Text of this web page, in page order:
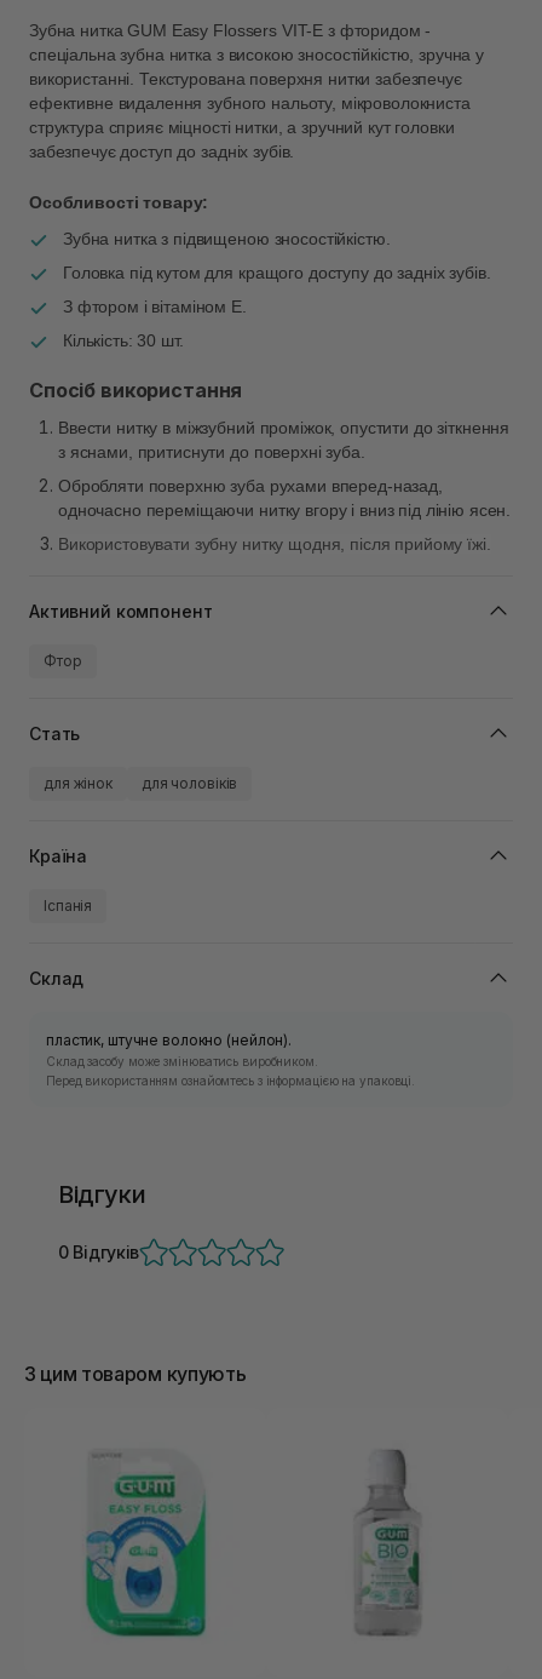
Самовивіз м. Рівне, вул. 16-го Липня, 15
Немає в наявності!
Самовивіз м. Рівне, вул. Кулика і Гудачека 23 (ТЦ
Немає в наявності!
Зубна нитка GUM Easy Flossers VIT-E з фторидом -
спеціальна зубна нитка з високою зносостійкістю, зручна у
використанні. Текстурована поверхня нитки забезпечує
ефективне видалення зубного нальоту, мікроволокниста
структура сприяє міцності нитки, а зручний кут головки
забезпечує доступ до задніх зубів.
Особливості товару:
Зубна нитка з підвищеною зносостійкістю.
Головка під кутом для кращого доступу до задніх зубів.
З фтором і вітаміном Е.
Кількість: 30 шт.
Спосіб використання
Ввести нитку в міжзубний проміжок, опустити до зіткнення
з яснами, притиснути до поверхні зуба.
Обробляти поверхню зуба рухами вперед-назад,
одночасно переміщаючи нитку вгору і вниз під лінію ясен.
Використовувати зубну нитку щодня, після прийому їжі.
Активний компонент
Фтор
Стать
для жінок для чоловіків
Країна
Іспанія
Склад
пластик, штучне волокно (нейлон).
Склад засобу може змінюватись виробником.
Перед використанням ознайомтесь з інформацією на упаковці.
Відгуки
0 Відгуків
З цим товаром купують